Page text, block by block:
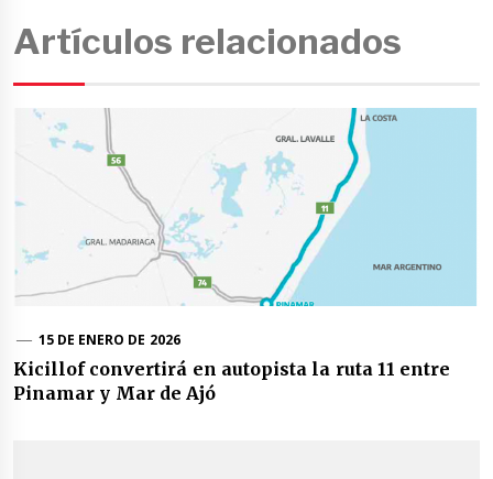
Artículos relacionados
15 DE ENERO DE 2026
Kicillof convertirá en autopista la ruta 11 entre
Pinamar y Mar de Ajó